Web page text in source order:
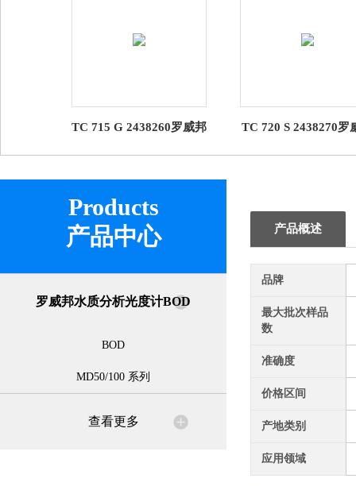
TC 715 G 2438260罗威邦
箱 Lovibond
TC 720 S 2438270罗
箱 Lovibond
Products
产品中心
罗威邦水质分析光度计BOD
BOD
MD50/100 系列
查看更多
产品概述
品牌
最大批次样品
数
准确度
价格区间
产地类别
应用领域